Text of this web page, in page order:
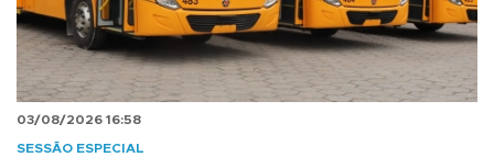
03/08/2026 16:58
SESSÃO ESPECIAL